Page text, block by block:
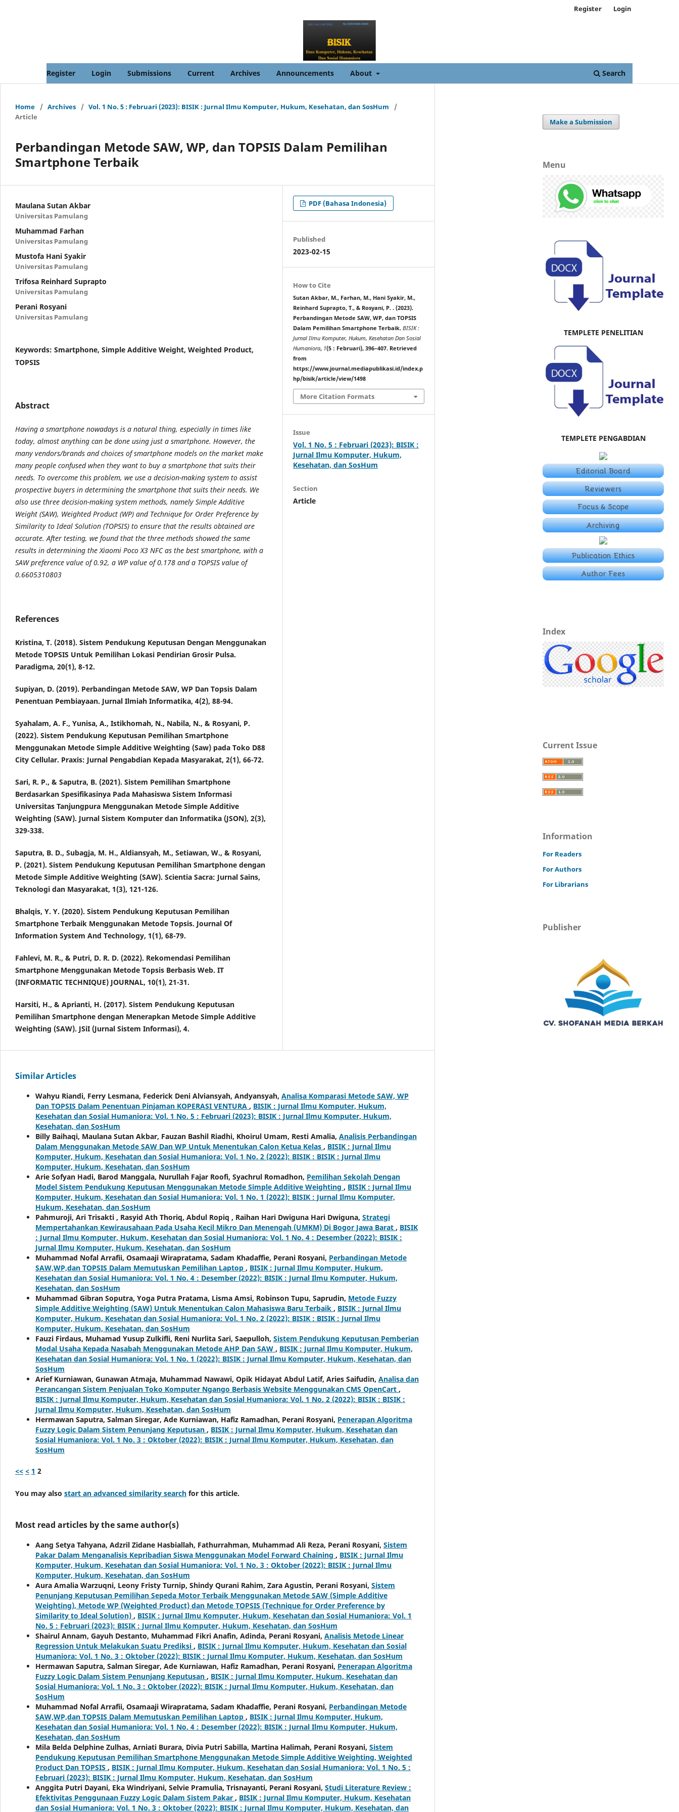
Register Login Submissions Current Archives Announcements About Search
Register Login
Home / Archives / Vol. 1 No. 5 : Februari (2023): BISIK : Jurnal Ilmu Komputer, Hukum, Kesehatan, dan SosHum
/
Article
Perbandingan Metode SAW, WP, dan TOPSIS Dalam Pemilihan
Smartphone Terbaik
Maulana Sutan Akbar
Universitas Pamulang
Muhammad Farhan
Universitas Pamulang
Mustofa Hani Syakir
Universitas Pamulang
Trifosa Reinhard Suprapto
Universitas Pamulang
Perani Rosyani
Universitas Pamulang
Keywords: Smartphone, Simple Additive Weight, Weighted Product,
TOPSIS
Abstract
Having a smartphone nowadays is a natural thing, especially in times like
today, almost anything can be done using just a smartphone. However, the
many vendors/brands and choices of smartphone models on the market make
many people confused when they want to buy a smartphone that suits their
needs. To overcome this problem, we use a decision-making system to assist
prospective buyers in determining the smartphone that suits their needs. We
also use three decision-making system methods, namely Simple Additive
Weight (SAW), Weighted Product (WP) and Technique for Order Preference by
Similarity to Ideal Solution (TOPSIS) to ensure that the results obtained are
accurate. After testing, we found that the three methods showed the same
results in determining the Xiaomi Poco X3 NFC as the best smartphone, with a
SAW preference value of 0.92, a WP value of 0.178 and a TOPSIS value of
0.6605310803
References
Kristina, T. (2018). Sistem Pendukung Keputusan Dengan Menggunakan
Metode TOPSIS Untuk Pemilihan Lokasi Pendirian Grosir Pulsa.
Paradigma, 20(1), 8-12.
Supiyan, D. (2019). Perbandingan Metode SAW, WP Dan Topsis Dalam
Penentuan Pembiayaan. Jurnal Ilmiah Informatika, 4(2), 88-94.
Syahalam, A. F., Yunisa, A., Istikhomah, N., Nabila, N., & Rosyani, P.
(2022). Sistem Pendukung Keputusan Pemilihan Smartphone
Menggunakan Metode Simple Additive Weighting (Saw) pada Toko D88
City Cellular. Praxis: Jurnal Pengabdian Kepada Masyarakat, 2(1), 66-72.
Sari, R. P., & Saputra, B. (2021). Sistem Pemilihan Smartphone
Berdasarkan Spesifikasinya Pada Mahasiswa Sistem Informasi
Universitas Tanjungpura Menggunakan Metode Simple Additive
Weighting (SAW). Jurnal Sistem Komputer dan Informatika (JSON), 2(3),
329-338.
Saputra, B. D., Subagja, M. H., Aldiansyah, M., Setiawan, W., & Rosyani,
P. (2021). Sistem Pendukung Keputusan Pemilihan Smartphone dengan
Metode Simple Additive Weighting (SAW). Scientia Sacra: Jurnal Sains,
Teknologi dan Masyarakat, 1(3), 121-126.
Bhalqis, Y. Y. (2020). Sistem Pendukung Keputusan Pemilihan
Smartphone Terbaik Menggunakan Metode Topsis. Journal Of
Information System And Technology, 1(1), 68-79.
Fahlevi, M. R., & Putri, D. R. D. (2022). Rekomendasi Pemilihan
Smartphone Menggunakan Metode Topsis Berbasis Web. IT
(INFORMATIC TECHNIQUE) JOURNAL, 10(1), 21-31.
Harsiti, H., & Aprianti, H. (2017). Sistem Pendukung Keputusan
Pemilihan Smartphone dengan Menerapkan Metode Simple Additive
Weighting (SAW). JSiI (Jurnal Sistem Informasi), 4.
PDF (Bahasa Indonesia)
Published
2023-02-15
How to Cite
Sutan Akbar, M., Farhan, M., Hani Syakir, M.,
Reinhard Suprapto, T., & Rosyani, P. . (2023).
Perbandingan Metode SAW, WP, dan TOPSIS
Dalam Pemilihan Smartphone Terbaik.BISIK :
Jurnal Ilmu Komputer, Hukum, Kesehatan Dan Sosial
Humaniora, 1(5 : Februari), 396–407. Retrieved
from
https://www.journal.mediapublikasi.id/index.p
hp/bisik/article/view/1498
More Citation Formats
Issue
Vol. 1 No. 5 : Februari (2023): BISIK :
Jurnal Ilmu Komputer, Hukum,
Kesehatan, dan SosHum
Section
Article
Similar Articles
Wahyu Riandi, Ferry Lesmana, Federick Deni Alviansyah, Andyansyah, Analisa Komparasi Metode SAW, WP
Dan TOPSIS Dalam Penentuan Pinjaman KOPERASI VENTURA , BISIK : Jurnal Ilmu Komputer, Hukum,
Kesehatan dan Sosial Humaniora: Vol. 1 No. 5 : Februari (2023): BISIK : Jurnal Ilmu Komputer, Hukum,
Kesehatan, dan SosHum
Billy Baihaqi, Maulana Sutan Akbar, Fauzan Bashil Riadhi, Khoirul Umam, Resti Amalia, Analisis Perbandingan
Dalam Menggunakan Metode SAW Dan WP Untuk Menentukan Calon Ketua Kelas , BISIK : Jurnal Ilmu
Komputer, Hukum, Kesehatan dan Sosial Humaniora: Vol. 1 No. 2 (2022): BISIK : BISIK : Jurnal Ilmu
Komputer, Hukum, Kesehatan, dan SosHum
Arie Sofyan Hadi, Barod Manggala, Nurullah Fajar Roofi, Syachrul Romadhon, Pemilihan Sekolah Dengan
Model Sistem Pendukung Keputusan Menggunakan Metode Simple Additive Weighting , BISIK : Jurnal Ilmu
Komputer, Hukum, Kesehatan dan Sosial Humaniora: Vol. 1 No. 1 (2022): BISIK : Jurnal Ilmu Komputer,
Hukum, Kesehatan, dan SosHum
Pahmuroji, Ari Trisakti , Rasyid Ath Thoriq, Abdul Ropiq , Raihan Hari Dwiguna Hari Dwiguna, Strategi
Mempertahankan Kewirausahaan Pada Usaha Kecil Mikro Dan Menengah (UMKM) Di Bogor Jawa Barat , BISIK
: Jurnal Ilmu Komputer, Hukum, Kesehatan dan Sosial Humaniora: Vol. 1 No. 4 : Desember (2022): BISIK :
Jurnal Ilmu Komputer, Hukum, Kesehatan, dan SosHum
Muhammad Nofal Arrafii, Osamaaji Wirapratama, Sadam Khadaffie, Perani Rosyani, Perbandingan Metode
SAW,WP,dan TOPSIS Dalam Memutuskan Pemilihan Laptop , BISIK : Jurnal Ilmu Komputer, Hukum,
Kesehatan dan Sosial Humaniora: Vol. 1 No. 4 : Desember (2022): BISIK : Jurnal Ilmu Komputer, Hukum,
Kesehatan, dan SosHum
Muhammad Gibran Soputra, Yoga Putra Pratama, Lisma Amsi, Robinson Tupu, Saprudin, Metode Fuzzy
Simple Additive Weighting (SAW) Untuk Menentukan Calon Mahasiswa Baru Terbaik , BISIK : Jurnal Ilmu
Komputer, Hukum, Kesehatan dan Sosial Humaniora: Vol. 1 No. 2 (2022): BISIK : BISIK : Jurnal Ilmu
Komputer, Hukum, Kesehatan, dan SosHum
Fauzi Firdaus, Muhamad Yusup Zulkifli, Reni Nurlita Sari, Saepulloh, Sistem Pendukung Keputusan Pemberian
Modal Usaha Kepada Nasabah Menggunakan Metode AHP Dan SAW , BISIK : Jurnal Ilmu Komputer, Hukum,
Kesehatan dan Sosial Humaniora: Vol. 1 No. 1 (2022): BISIK : Jurnal Ilmu Komputer, Hukum, Kesehatan, dan
SosHum
Arief Kurniawan, Gunawan Atmaja, Muhammad Nawawi, Opik Hidayat Abdul Latif, Aries Saifudin, Analisa dan
Perancangan Sistem Penjualan Toko Komputer Ngango Berbasis Website Menggunakan CMS OpenCart ,
BISIK : Jurnal Ilmu Komputer, Hukum, Kesehatan dan Sosial Humaniora: Vol. 1 No. 2 (2022): BISIK : BISIK :
Jurnal Ilmu Komputer, Hukum, Kesehatan, dan SosHum
Hermawan Saputra, Salman Siregar, Ade Kurniawan, Hafiz Ramadhan, Perani Rosyani, Penerapan Algoritma
Fuzzy Logic Dalam Sistem Penunjang Keputusan , BISIK : Jurnal Ilmu Komputer, Hukum, Kesehatan dan
Sosial Humaniora: Vol. 1 No. 3 : Oktober (2022): BISIK : Jurnal Ilmu Komputer, Hukum, Kesehatan, dan
SosHum
<< < 1 2
You may also start an advanced similarity search for this article.
Most read articles by the same author(s)
Aang Setya Tahyana, Adzril Zidane Hasbiallah, Fathurrahman, Muhammad Ali Reza, Perani Rosyani, Sistem
Pakar Dalam Menganalisis Kepribadian Siswa Menggunakan Model Forward Chaining , BISIK : Jurnal Ilmu
Komputer, Hukum, Kesehatan dan Sosial Humaniora: Vol. 1 No. 3 : Oktober (2022): BISIK : Jurnal Ilmu
Komputer, Hukum, Kesehatan, dan SosHum
Aura Amalia Warzuqni, Leony Fristy Turnip, Shindy Qurani Rahim, Zara Agustin, Perani Rosyani, Sistem
Penunjang Keputusan Pemilihan Sepeda Motor Terbaik Menggunakan Metode SAW (Simple Additive
Weighting), Metode WP (Weighted Product) dan Metode TOPSIS (Technique for Order Preference by
Similarity to Ideal Solution) , BISIK : Jurnal Ilmu Komputer, Hukum, Kesehatan dan Sosial Humaniora: Vol. 1
No. 5 : Februari (2023): BISIK : Jurnal Ilmu Komputer, Hukum, Kesehatan, dan SosHum
Shairul Annam, Gayuh Destanto, Muhammad Fikri Anafin, Adinda, Perani Rosyani, Analisis Metode Linear
Regression Untuk Melakukan Suatu Prediksi , BISIK : Jurnal Ilmu Komputer, Hukum, Kesehatan dan Sosial
Humaniora: Vol. 1 No. 3 : Oktober (2022): BISIK : Jurnal Ilmu Komputer, Hukum, Kesehatan, dan SosHum
Hermawan Saputra, Salman Siregar, Ade Kurniawan, Hafiz Ramadhan, Perani Rosyani, Penerapan Algoritma
Fuzzy Logic Dalam Sistem Penunjang Keputusan , BISIK : Jurnal Ilmu Komputer, Hukum, Kesehatan dan
Sosial Humaniora: Vol. 1 No. 3 : Oktober (2022): BISIK : Jurnal Ilmu Komputer, Hukum, Kesehatan, dan
SosHum
Muhammad Nofal Arrafii, Osamaaji Wirapratama, Sadam Khadaffie, Perani Rosyani, Perbandingan Metode
SAW,WP,dan TOPSIS Dalam Memutuskan Pemilihan Laptop , BISIK : Jurnal Ilmu Komputer, Hukum,
Kesehatan dan Sosial Humaniora: Vol. 1 No. 4 : Desember (2022): BISIK : Jurnal Ilmu Komputer, Hukum,
Kesehatan, dan SosHum
Mila Belda Delphine Zulhas, Arniati Burara, Divia Putri Sabilla, Martina Halimah, Perani Rosyani, Sistem
Pendukung Keputusan Pemilihan Smartphone Menggunakan Metode Simple Additive Weighting, Weighted
Product Dan TOPSIS , BISIK : Jurnal Ilmu Komputer, Hukum, Kesehatan dan Sosial Humaniora: Vol. 1 No. 5 :
Februari (2023): BISIK : Jurnal Ilmu Komputer, Hukum, Kesehatan, dan SosHum
Anggita Putri Dayani, Eka Windriyani, Selvie Pramulia, Trisnayanti, Perani Rosyani, Studi Literature Review :
Efektivitas Penggunaan Fuzzy Logic Dalam Sistem Pakar , BISIK : Jurnal Ilmu Komputer, Hukum, Kesehatan
dan Sosial Humaniora: Vol. 1 No. 3 : Oktober (2022): BISIK : Jurnal Ilmu Komputer, Hukum, Kesehatan, dan
Make a Submission
Menu
TEMPLETE PENELITIAN
TEMPLETE PENGABDIAN
Index
Current Issue
Information
For Readers
For Authors
For Librarians
Publisher